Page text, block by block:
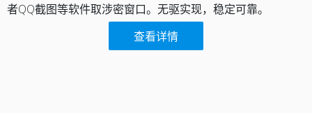
者QQ截图等软件取涉密窗口。无驱实现，稳定可靠。​
查看详情